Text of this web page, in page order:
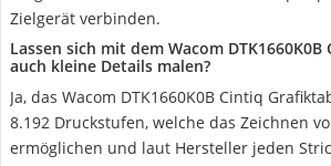
Zielgerät verbinden.
Lassen sich mit dem Wacom
auch kleine Details malen?
Ja, das Wacom ‎DTK1660K0B Cintiq
8.192 Druckstufen, welche das Zeichnen
ermöglichen und laut Hersteller jeden